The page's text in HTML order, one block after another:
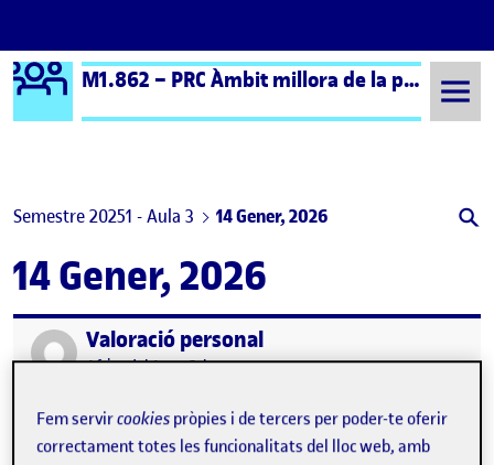
Saltar al contingut
Logo Ágora M1.862 – PRC Àmbit millora de la pràctica educativa (formal) – Aula 3
Semestre 20251 - Aula 3 14 Gener, 2026
14 Gener, 2026
Publicat perValoració personal
Publicat per
Africa del Amo Cabeza
Aquesta assignatura ha suposat una experiència molt
enriquidora en la meva formació com a futura psicopedagoga, ja
Fem servircookies pròpies i de tercers per poder-te oferir
correctament totes les funcionalitats del lloc web, amb